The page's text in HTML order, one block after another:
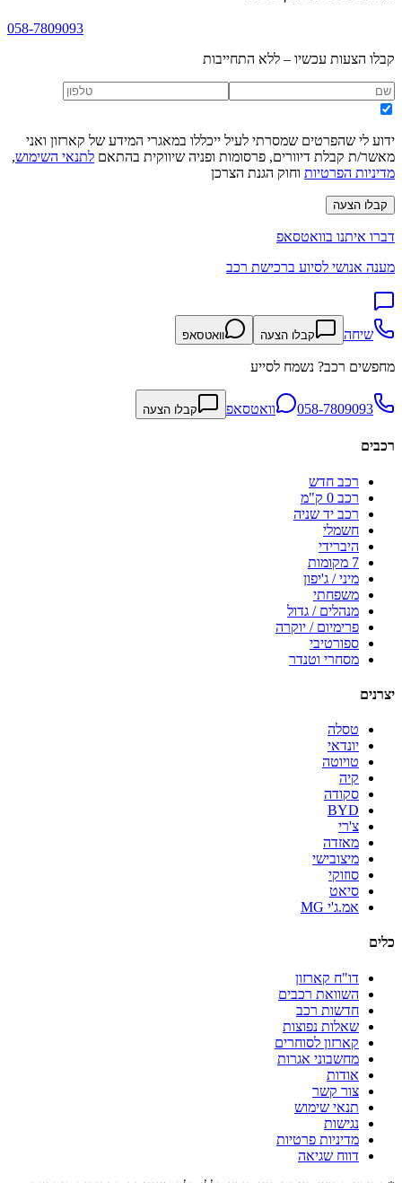
058-7809093
קבלו הצעות עכשיו – ללא התחייבות
ידוע לי שהפרטים שמסרתי לעיל ייכללו במאגרי המידע של קארזון ואני
מאשר/ת קבלת דיוורים, פרסומות ופניה שיווקית בהתאם לתנאי השימוש,
מדיניות הפרטיות וחוק הגנת הצרכן
קבלו הצעה
דברו איתנו בוואטסאפ
מענה אנושי לסיוע ברכישת רכב
שיחה קבלו הצעה וואטסאפ
מחפשים רכב? נשמח לסייע
058-7809093 וואטסאפ קבלו הצעה
רכבים
רכב חדש
רכב 0 ק"מ
רכב יד שניה
חשמלי
היברידי
7 מקומות
מיני / ג'יפון
משפחתי
מנהלים / גדול
פרימיום / יוקרה
ספורטיבי
מסחרי וטנדר
יצרנים
טסלה
יונדאי
טויוטה
קיה
סקודה
BYD
צ'רי
מאזדה
מיצובישי
סוזוקי
סיאט
אמ.ג'י MG
כלים
דו"ח קארזון
השוואת רכבים
חדשות רכב
שאלות נפוצות
קארזון לסוחרים
מחשבוני אגרות
אודות
צור קשר
תנאי שימוש
נגישות
מדיניות פרטיות
דווח שגיאה